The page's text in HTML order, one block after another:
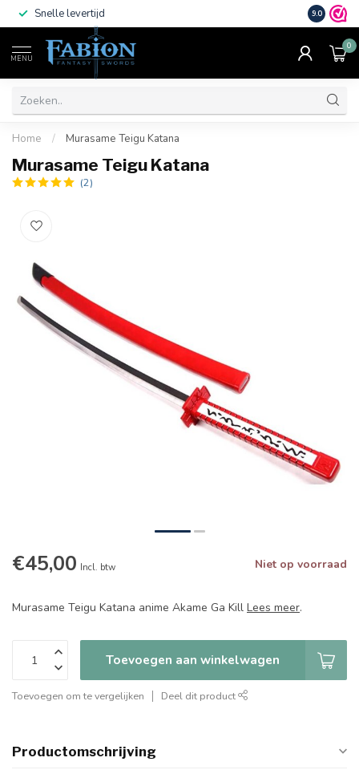
Snelle levertijd Vele
9.0
MENU
0
Home / Murasame Teigu Katana
Murasame Teigu Katana
(2)
€45,00 Incl. btw Niet op voorraad
Murasame Teigu Katana anime Akame Ga Kill Lees meer.
Toevoegen aan winkelwagen
Toevoegen om te vergelijken Deel dit product
Productomschrijving